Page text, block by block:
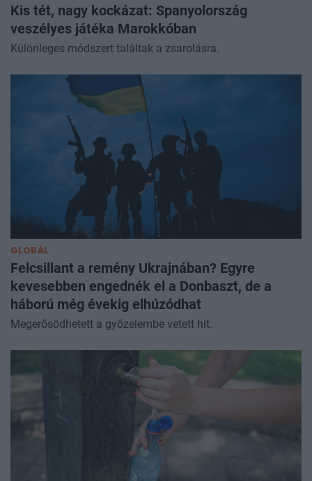
Kis tét, nagy kockázat: Spanyolország
veszélyes játéka Marokkóban
Különleges módszert találtak a zsarolásra.
GLOBÁL
Felcsillant a remény Ukrajnában? Egyre
kevesebben engednék el a Donbaszt, de a
háború még évekig elhúzódhat
Megerősödhetett a győzelembe vetett hit.